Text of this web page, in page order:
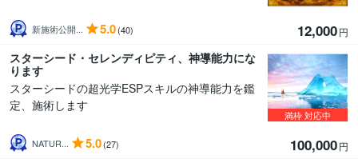
新施術公開... 5.0(40) 12,000円
スターシード・セレンディピティ、神導能力にな
ります
スターシードの超光学ESPスキルの神導能力を鑑
定、施術します
NATUR... 5.0(27) 100,000円
満枠対応中